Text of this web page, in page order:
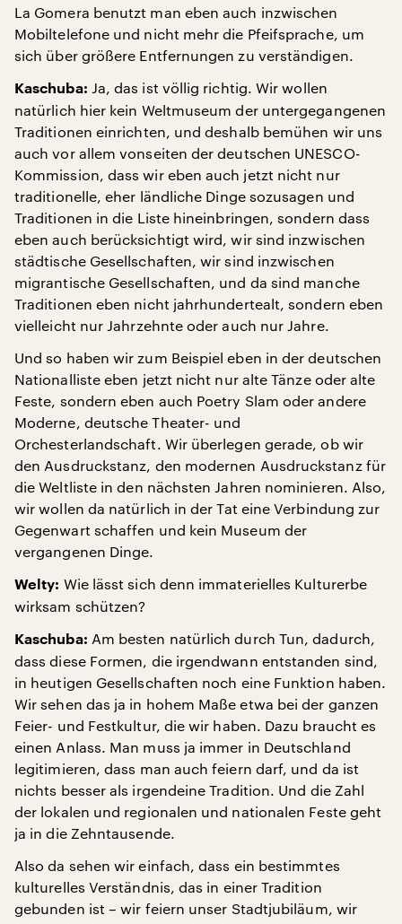
La Gomera benutzt man eben auch inzwischen
Mobiltelefone und nicht mehr die Pfeifsprache, um
sich über größere Entfernungen zu verständigen.
Kaschuba: Ja, das ist völlig richtig. Wir wollen
natürlich hier kein Weltmuseum der untergegangenen
Traditionen einrichten, und deshalb bemühen wir uns
auch vor allem vonseiten der deutschen UNESCO-
Kommission, dass wir eben auch jetzt nicht nur
traditionelle, eher ländliche Dinge sozusagen und
Traditionen in die Liste hineinbringen, sondern dass
eben auch berücksichtigt wird, wir sind inzwischen
städtische Gesellschaften, wir sind inzwischen
migrantische Gesellschaften, und da sind manche
Traditionen eben nicht jahrhundertealt, sondern eben
vielleicht nur Jahrzehnte oder auch nur Jahre.
Und so haben wir zum Beispiel eben in der deutschen
Nationalliste eben jetzt nicht nur alte Tänze oder alte
Feste, sondern eben auch Poetry Slam oder andere
Moderne, deutsche Theater- und
Orchesterlandschaft. Wir überlegen gerade, ob wir
den Ausdruckstanz, den modernen Ausdruckstanz für
die Weltliste in den nächsten Jahren nominieren. Also,
wir wollen da natürlich in der Tat eine Verbindung zur
Gegenwart schaffen und kein Museum der
vergangenen Dinge.
Welty: Wie lässt sich denn immaterielles Kulturerbe
wirksam schützen?
Kaschuba: Am besten natürlich durch Tun, dadurch,
dass diese Formen, die irgendwann entstanden sind,
in heutigen Gesellschaften noch eine Funktion haben.
Wir sehen das ja in hohem Maße etwa bei der ganzen
Feier- und Festkultur, die wir haben. Dazu braucht es
einen Anlass. Man muss ja immer in Deutschland
legitimieren, dass man auch feiern darf, und da ist
nichts besser als irgendeine Tradition. Und die Zahl
der lokalen und regionalen und nationalen Feste geht
ja in die Zehntausende.
Also da sehen wir einfach, dass ein bestimmtes
kulturelles Verständnis, das in einer Tradition
gebunden ist – wir feiern unser Stadtjubiläum, wir